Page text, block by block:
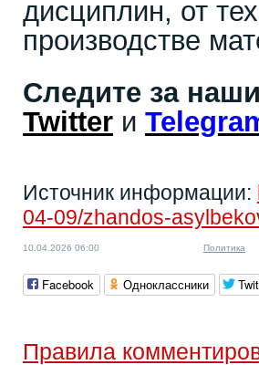
дисциплин, от
производстве
Следите за
Twitter и
Источник информации:
04-09/zhandos-
10.04.2026 06:00 Политика
Facebook Одноклассники
Правила